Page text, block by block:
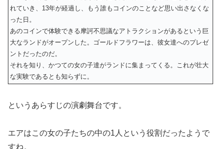
れていき、13年が経過し、もう誰もコインのことなど思い出さなくな
った日。
あのコインで体験できる摩訶不思議なアトラクションがあるという巨
大なランドがオープンした。ゴールドフラワーは、彼女達へのプレゼ
ントだったのだ。
それを知り、かつての女の子達がランドに集まってくる。これが壮大
な実験であるとも知らずに。
というあらすじの演劇舞台です。
エアはこの女の子たちの中の1人という役割だったようで
すね。